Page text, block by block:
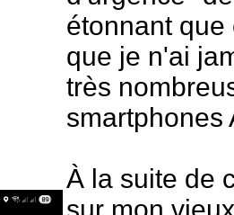
étonnant
que je n'ai
très
smartphones
À la suite de